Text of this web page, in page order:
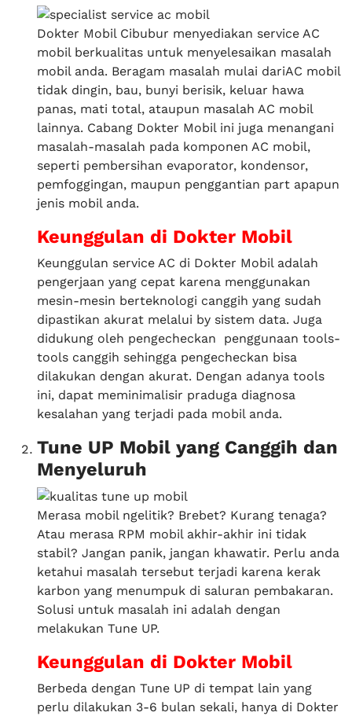
Dokter Mobil Cibubur menyediakan service AC
mobil berkualitas untuk menyelesaikan masalah
mobil anda. Beragam masalah mulai dariAC mobil
tidak dingin, bau, bunyi berisik, keluar hawa
panas, mati total, ataupun masalah AC mobil
lainnya. Cabang Dokter Mobil ini juga menangani
masalah-masalah pada komponen AC mobil,
seperti pembersihan evaporator, kondensor,
pemfoggingan, maupun penggantian part apapun
jenis mobil anda.
Keunggulan di Dokter Mobil
Keunggulan service AC di Dokter Mobil adalah
pengerjaan yang cepat karena menggunakan
mesin-mesin berteknologi canggih yang sudah
dipastikan akurat melalui by sistem data. Juga
didukung oleh pengecheckan penggunaan tools-
tools canggih sehingga pengecheckan bisa
dilakukan dengan akurat. Dengan adanya tools
ini, dapat meminimalisir praduga diagnosa
kesalahan yang terjadi pada mobil anda.
Tune UP Mobil yang Canggih dan
Menyeluruh
Merasa mobil ngelitik? Brebet? Kurang tenaga?
Atau merasa RPM mobil akhir-akhir ini tidak
stabil? Jangan panik, jangan khawatir. Perlu anda
ketahui masalah tersebut terjadi karena kerak
karbon yang menumpuk di saluran pembakaran.
Solusi untuk masalah ini adalah dengan
melakukan Tune UP.
Keunggulan di Dokter Mobil
Berbeda dengan Tune UP di tempat lain yang
perlu dilakukan 3-6 bulan sekali, hanya di Dokter